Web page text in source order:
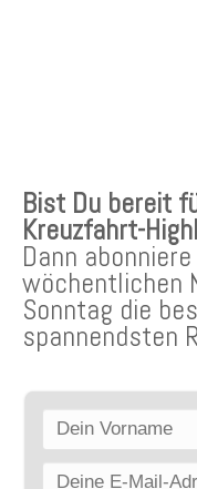
Bist Du bereit
Kreuzfahrt-
Dann
wöchentlichen
Sonntag die
spannendsten